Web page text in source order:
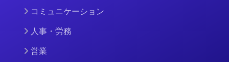
コミュニケーション
人事・労務
営業